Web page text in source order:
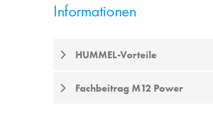
Informationen
HUMMEL-Vorteile
Fachbeitrag M12 Power